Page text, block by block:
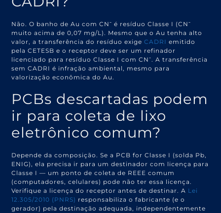
Não. O banho de Au com CN⁻ é resíduo Classe I (CN⁻
muito acima de 0,07 mg/L). Mesmo que o Au tenha alto
valor, a transferência do resíduo exigeCADRI emitido
pela CETESB e o receptor deve ser um refinador
licenciado para resíduo Classe I com CN⁻. A transferência
sem CADRI é infração ambiental, mesmo para
valorização econômica do Au.
PCBs descartadas podem
ir para coleta de lixo
eletrônico comum?
Depende da composição. Se a PCB for Classe I (solda Pb,
ENIG), ela precisa ir para um destinador com licença para
Classe I — um ponto de coleta de REEE comum
(computadores, celulares) pode não ter essa licença.
Verifique a licença do receptor antes de destinar. A Lei
12.305/2010 (PNRS) responsabiliza o fabricante (e o
gerador) pela destinação adequada, independentemente